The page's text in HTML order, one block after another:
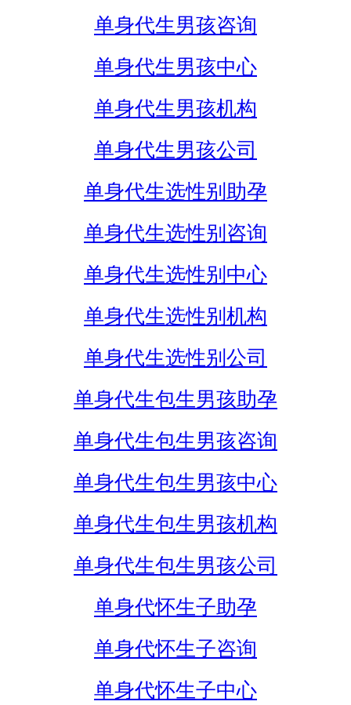
单身代生男孩咨询
单身代生男孩中心
单身代生男孩机构
单身代生男孩公司
单身代生选性别助孕
单身代生选性别咨询
单身代生选性别中心
单身代生选性别机构
单身代生选性别公司
单身代生包生男孩助孕
单身代生包生男孩咨询
单身代生包生男孩中心
单身代生包生男孩机构
单身代生包生男孩公司
单身代怀生子助孕
单身代怀生子咨询
单身代怀生子中心